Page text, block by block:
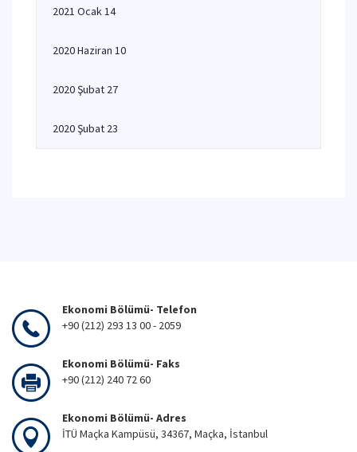
2021 Ocak 14
2020 Haziran 10
2020 Şubat 27
2020 Şubat 23
Ekonomi Bölümü- Telefon
+90 (212) 293 13 00 - 2059
Ekonomi Bölümü- Faks
+90 (212) 240 72 60
Ekonomi Bölümü- Adres
İTÜ Maçka Kampüsü, 34367, Maçka, İstanbul